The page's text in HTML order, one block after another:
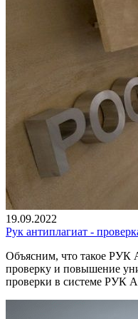
19.09.2022
Рук антиплагиат -
Объясним, что такое РУК
проверку и повышение
проверки в системе РУК